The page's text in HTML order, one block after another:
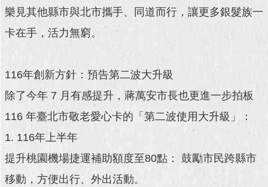
站
導
覽
見
答
時
新
樂見其他縣市與北市攜手、同道而行，讓更多銀髮族一
卡在手，活力無窮。
116年創新方針：預告第二波大升級
除了今年 7 月有感提升，蔣萬安市長也更進一步拍板
116 年臺北市敬老愛心卡的「第二波使用大升級」：
1. 116年上半年
提升桃園機場捷運補助額度至80點： 鼓勵市民跨縣市
移動，方便出行、外出活動。